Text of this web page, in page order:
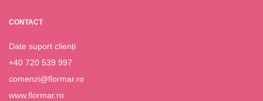
CONTACT
Date suport clienți
+40 720 539 997
comenzi@flormar.ro
www.flormar.ro